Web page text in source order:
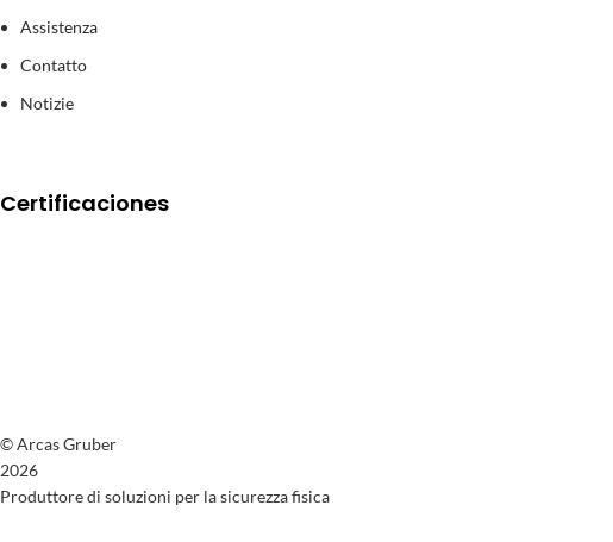
Assistenza
Contatto
Notizie
Certificaciones
© Arcas Gruber
2026
Produttore di soluzioni per la sicurezza fisica